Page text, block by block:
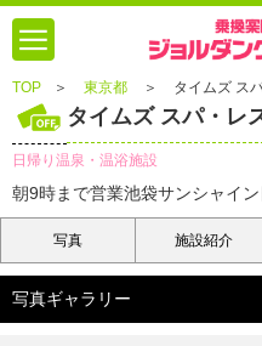
TOP ＞ 東京都 ＞ タイムズ ス
タイムズ スパ・レ
日帰り温泉・温浴施設
朝9時まで営業池袋サンシャイ
写真 施設紹介
写真ギャラリー